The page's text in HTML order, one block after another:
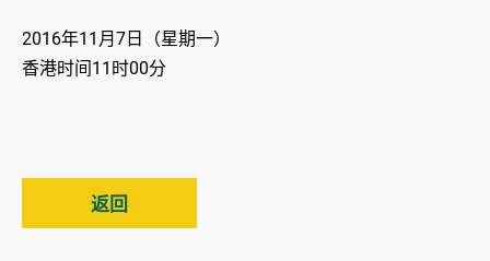
2016年11月7日（星期一）
香港时间11时00分
返回